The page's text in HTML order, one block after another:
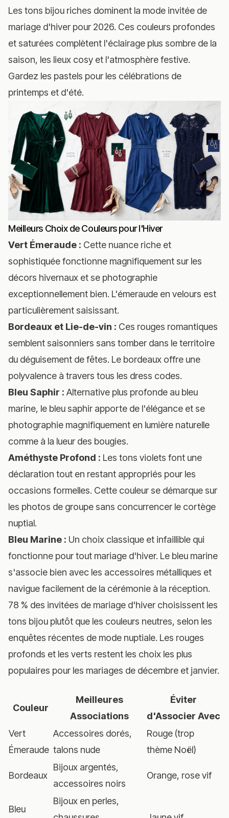
Les tons bijou riches dominent la mode invitée de
mariage d'hiver pour 2026. Ces couleurs profondes
et saturées complètent l'éclairage plus sombre de la
saison, les lieux cosy et l'atmosphère festive.
Gardez les pastels pour les célébrations de
printemps et d'été.
Meilleurs Choix de Couleurs pour l'Hiver
Vert Émeraude : Cette nuance riche et
sophistiquée fonctionne magnifiquement sur les
décors hivernaux et se photographie
exceptionnellement bien. L'émeraude en velours est
particulièrement saisissant.
Bordeaux et Lie-de-vin : Ces rouges romantiques
semblent saisonniers sans tomber dans le territoire
du déguisement de fêtes. Le bordeaux offre une
polyvalence à travers tous les dress codes.
Bleu Saphir : Alternative plus profonde au bleu
marine, le bleu saphir apporte de l'élégance et se
photographie magnifiquement en lumière naturelle
comme à la lueur des bougies.
Améthyste Profond : Les tons violets font une
déclaration tout en restant appropriés pour les
occasions formelles. Cette couleur se démarque sur
les photos de groupe sans concurrencer le cortège
nuptial.
Bleu Marine : Un choix classique et infaillible qui
fonctionne pour tout mariage d'hiver. Le bleu marine
s'associe bien avec les accessoires métalliques et
navigue facilement de la cérémonie à la réception.
78 % des invitées de mariage d'hiver choisissent les
tons bijou plutôt que les couleurs neutres, selon les
enquêtes récentes de mode nuptiale. Les rouges
profonds et les verts restent les choix les plus
populaires pour les mariages de décembre et janvier.
Couleur
Meilleures
Associations
Éviter
d'Associer Avec
Vert
Émeraude
Accessoires dorés,
talons nude
Rouge (trop
thème Noël)
Bordeaux
Bijoux argentés,
accessoires noirs
Orange, rose vif
Bleu
Bijoux en perles,